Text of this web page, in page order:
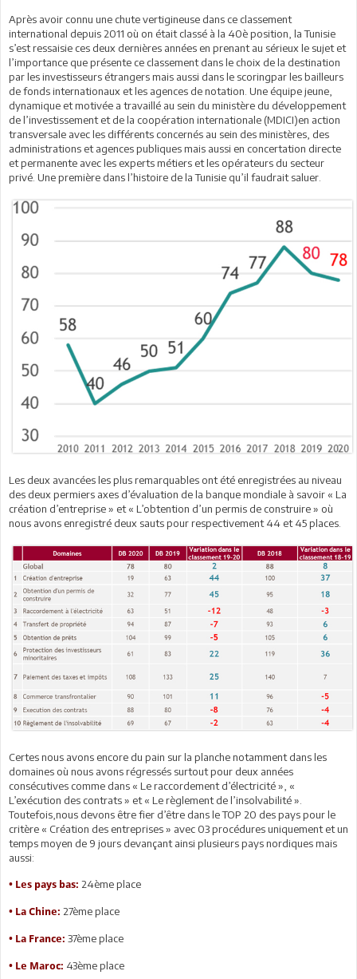
Après avoir connu une chute vertigineuse dans ce classement
international depuis 2011 où on était classé à la 40è position, la Tunisie
s’est ressaisie ces deux dernières années en prenant au sérieux le sujet et
l’importance que présente ce classement dans le choix de la destination
par les investisseurs étrangers mais aussi dans le scoringpar les bailleurs
de fonds internationaux et les agences de notation. Une équipe jeune,
dynamique et motivée a travaillé au sein du ministère du développement
de l’investissement et de la coopération internationale (MDICI)en action
transversale avec les différents concernés au sein des ministères, des
administrations et agences publiques mais aussi en concertation directe
et permanente avec les experts métiers et les opérateurs du secteur
privé. Une première dans l’histoire de la Tunisie qu’il faudrait saluer.
Les deux avancées les plus remarquables ont été enregistrées au niveau
des deux permiers axes d’évaluation de la banque mondiale à savoir « La
création d’entreprise » et « L’obtention d’un permis de construire » où
nous avons enregistré deux sauts pour respectivement 44 et 45 places.
Certes nous avons encore du pain sur la planche notamment dans les
domaines où nous avons régressés surtout pour deux années
consécutives comme dans « Le raccordement d’électricité », «
L’exécution des contrats » et « Le règlement de l’insolvabilité ».
Toutefois,nous devons être fier d’être dans le TOP 20 des pays pour le
critère « Création des entreprises » avec 03 procédures uniquement et un
temps moyen de 9 jours devançant ainsi plusieurs pays nordiques mais
aussi:
• Les pays bas: 24ème place
• La Chine: 27ème place
• La France: 37ème place
• Le Maroc: 43ème place